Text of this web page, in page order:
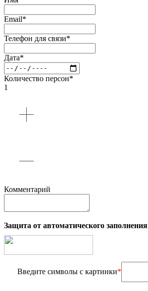
Email*
Телефон для связи*
Дата*
Количество персон*
1
Комментарий
Защита от автоматического заполнения
Введите символы с картинки*